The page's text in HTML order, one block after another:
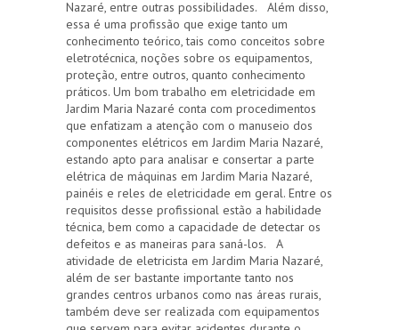
Nazaré, entre outras possibilidades. Além disso,
essa é uma profissão que exige tanto um
conhecimento teórico, tais como conceitos sobre
eletrotécnica, noções sobre os equipamentos,
proteção, entre outros, quanto conhecimento
práticos. Um bom trabalho em eletricidade em
Jardim Maria Nazaré conta com procedimentos
que enfatizam a atenção com o manuseio dos
componentes elétricos em Jardim Maria Nazaré,
estando apto para analisar e consertar a parte
elétrica de máquinas em Jardim Maria Nazaré,
painéis e reles de eletricidade em geral. Entre os
requisitos desse profissional estão a habilidade
técnica, bem como a capacidade de detectar os
defeitos e as maneiras para saná-los. A
atividade de eletricista em Jardim Maria Nazaré,
além de ser bastante importante tanto nos
grandes centros urbanos como nas áreas rurais,
também deve ser realizada com equipamentos